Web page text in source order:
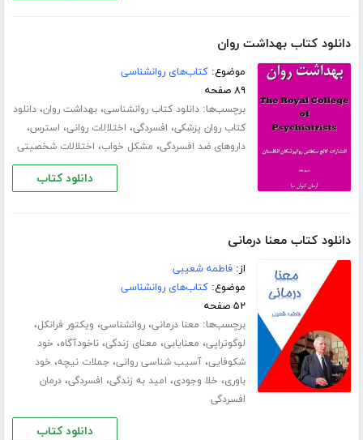
دانلود کتاب بهداشت روان
موضوع:کتاب‌های روانشناسی
۸۹ صفحه
برچسب‌ها:دانلود کتاب روانشناسی،بهداشت روان،دانلود
کتاب روان پزشکی، افسردگی، اختلالات روانی، استرس،
داروهای ضد افسردگی، مشکل خواب، اختلالات شخصیتی
دانلود کتاب
دانلود کتاب معنا درمانی
از:فاطمه شعیبی
موضوع:کتاب‌های روانشناسی
۵۲ صفحه
برچسب‌ها: معنا درمانی،روانشناسی، ویکتور فرانکل،
لوگوتراپی، معنایابی، معنای زندگی،ناخودآگاه، خود
شکوفایی،آسیب شناسی روانی، جملات نیچه، خود
باوری، خلا وجودی، امید به زندگی، افسردگی،درمان
افسردگی
دانلود کتاب